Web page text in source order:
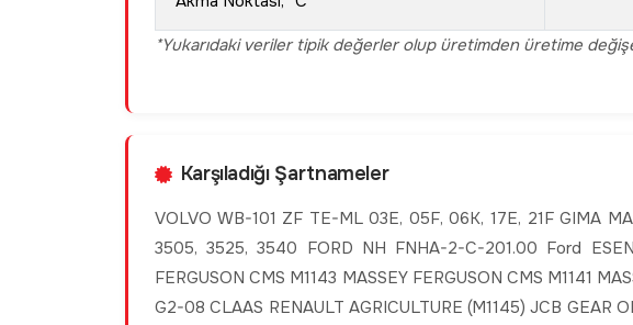
*Yukarıdaki veriler tipik değerler olup üretimden üretime
Karşıladığı Şartnameler
VOLVO WB-101 ZF TE-ML 03E, 05F, 06K, 17E, 21F GIMA
3505, 3525, 3540 FORD NH FNHA-2-C-201.00 Ford
FERGUSON CMS M1143 MASSEY FERGUSON CMS M1141
G2-08 CLAAS RENAULT AGRICULTURE (M1145) JCB